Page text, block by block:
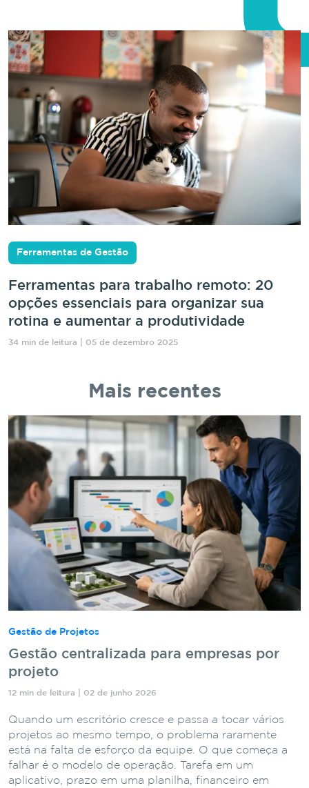
Ferramentas de Gestão
Ferramentas para trabalho remoto: 20
opções essenciais para organizar sua
rotina e aumentar a produtividade
34 min de leitura | 05 de dezembro 2025
Mais recentes
Gestão de Projetos
Gestão centralizada para empresas por
projeto
12 min de leitura | 02 de junho 2026
Quando um escritório cresce e passa a tocar vários
projetos ao mesmo tempo, o problema raramente
está na falta de esforço da equipe. O que começa a
falhar é o modelo de operação. Tarefa em um
aplicativo, prazo em uma planilha, financeiro em